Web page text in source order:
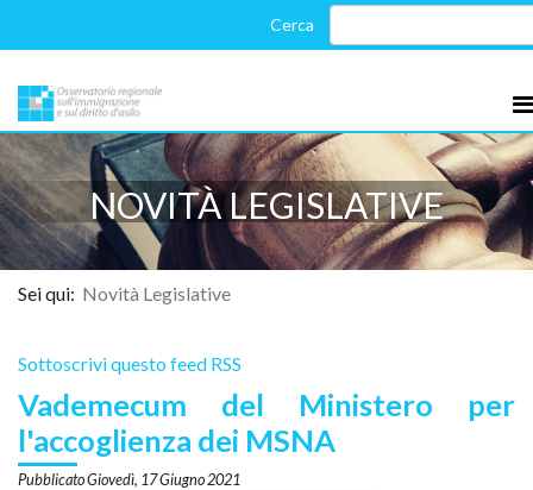
NOVITÀ LEGISLATIVE
Sei qui: Novità Legislative
Sottoscrivi questo feed RSS
Vademecum del Ministero per
l'accoglienza dei MSNA
Giovedì, 17 Giugno 2021